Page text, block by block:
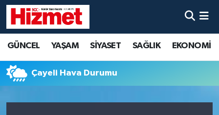
GÜNCEL YAŞAM SİYASET SAĞLIK EKONOMİ
Çayeli Hava Durumu
YAŞAM
SİYASET
Denizli Hava Durumu
Denizli Trafik Yoğunluk Haritası